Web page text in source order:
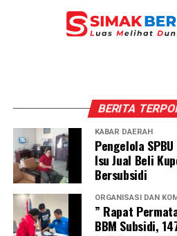
BERITA
KABAR DAERAH
Pengelola
Isu Jual Beli
Bersubsidi
ORGANISASI DAN
” Rapat
BBM Subsidi,